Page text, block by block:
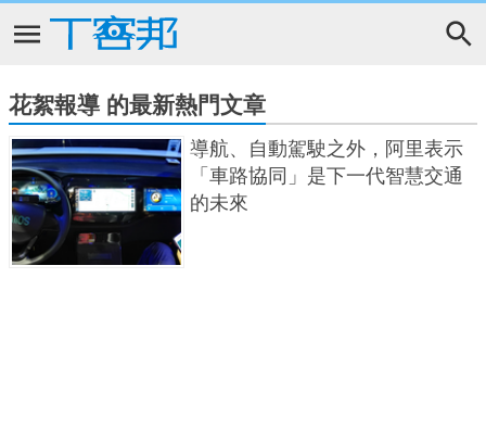
花絮報導 的最新熱門文章
導航、自動駕駛之外，阿里表示
「車路協同」是下一代智慧交通
的未來